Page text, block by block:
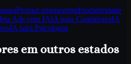
Prompt engineeringProdutividade
Ads com IAIA para ContadoresIA
IA para Psicologos
em outros estados